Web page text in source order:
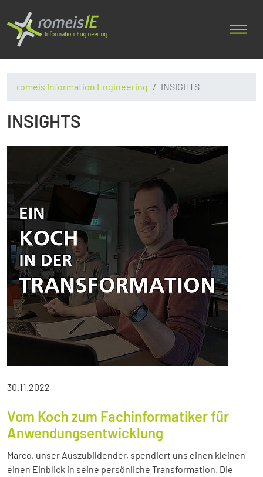
romeis Information Engineering INSIGHTS
INSIGHTS
30.11.2022
Vom Koch zum Fachinformatiker für
Anwendungsentwicklung
Marco, unser Auszubildender, spendiert uns einen kleinen
einen Einblick in seine persönliche Transformation. Die